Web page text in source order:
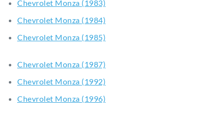
Chevrolet Monza (1992)
Chevrolet Monza (1996)
Manuais do Proprietário da
Chevrolet